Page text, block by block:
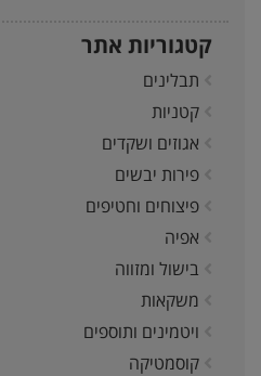
קטגוריות אתר
תבלינים
קטניות
אגוזים ושקדים
פירות יבשים
פיצוחים וחטיפים
אפיה
בישול ומזווה
משקאות
ויטמינים ותוספים
קוסמטיקה